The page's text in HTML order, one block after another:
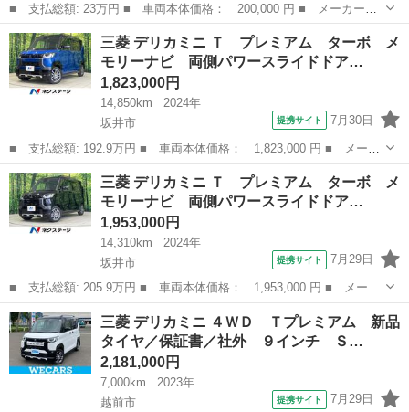
■ 支払総額: 23万円 ■ 車両本体価格： 200,000 円 ■ メーカー
名： 三菱 ■ 車種名： ミニキャブトラック ■ グレード名：
４ＷＤ ５速マニュアル ■ 排気量： 660cc ■ ドア枚数： 2D ■
ミ...
富山 射水市 その他
三菱 デリカミニ Ｔ プレミアム ターボ メ
モリーナビ 両側パワースライドドア…
1,823,000円
14,850km
2024年
坂井市
提携サイト 7月30日
■ 支払総額: 192.9万円 ■ 車両本体価格： 1,823,000 円 ■ メーカ
ー名： 三菱 ■ 車種名： デリカミニ ■ グレード名： Ｔ プレ
ミアム ターボ メモリーナビ 両側パワースライドドア マルチア
ラウンド...
福井 坂井市 三菱
三菱 デリカミニ Ｔ プレミアム ターボ メ
モリーナビ 両側パワースライドドア…
1,953,000円
14,310km
2024年
坂井市
提携サイト 7月29日
■ 支払総額: 205.9万円 ■ 車両本体価格： 1,953,000 円 ■ メーカ
ー名： 三菱 ■ 車種名： デリカミニ ■ グレード名： Ｔ プレ
ミアム ターボ メモリーナビ 両側パワースライドドア マルチア
ラウンド...
福井 坂井市 三菱
三菱 デリカミニ ４ＷＤ Ｔプレミアム 新品
タイヤ／保証書／社外 ９インチ Ｓ…
2,181,000円
7,000km
2023年
越前市
提携サイト 7月29日